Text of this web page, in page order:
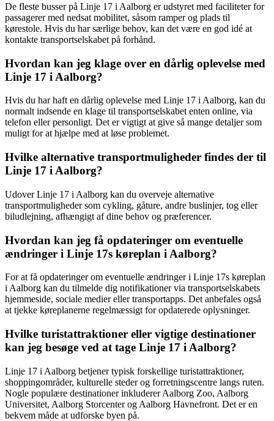
De fleste busser på Linje 17 i Aalborg er udstyret med faciliteter for
passagerer med nedsat mobilitet, såsom ramper og plads til
kørestole. Hvis du har særlige behov, kan det være en god idé at
kontakte transportselskabet på forhånd.
Hvordan kan jeg klage over en dårlig oplevelse med
Linje 17 i Aalborg?
Hvis du har haft en dårlig oplevelse med Linje 17 i Aalborg, kan du
normalt indsende en klage til transportselskabet enten online, via
telefon eller personligt. Det er vigtigt at give så mange detaljer som
muligt for at hjælpe med at løse problemet.
Hvilke alternative transportmuligheder findes der til
Linje 17 i Aalborg?
Udover Linje 17 i Aalborg kan du overveje alternative
transportmuligheder som cykling, gåture, andre buslinjer, tog eller
biludlejning, afhængigt af dine behov og præferencer.
Hvordan kan jeg få opdateringer om eventuelle
ændringer i Linje 17s køreplan i Aalborg?
For at få opdateringer om eventuelle ændringer i Linje 17s køreplan
i Aalborg kan du tilmelde dig notifikationer via transportselskabets
hjemmeside, sociale medier eller transportapps. Det anbefales også
at tjekke køreplanerne regelmæssigt for opdaterede oplysninger.
Hvilke turistattraktioner eller vigtige destinationer
kan jeg besøge ved at tage Linje 17 i Aalborg?
Linje 17 i Aalborg betjener typisk forskellige turistattraktioner,
shoppingområder, kulturelle steder og forretningscentre langs ruten.
Nogle populære destinationer inkluderer Aalborg Zoo, Aalborg
Universitet, Aalborg Storcenter og Aalborg Havnefront. Det er en
bekvem måde at udforske byen på.